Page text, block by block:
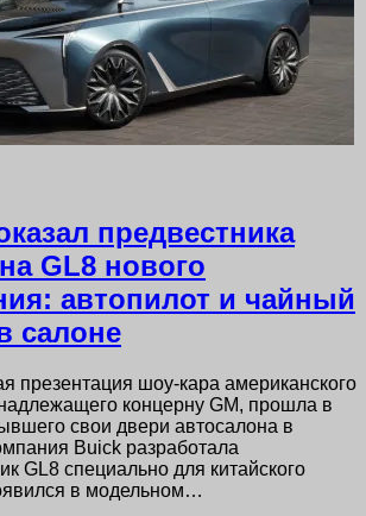
предвестника
GL8 нового
автопилот и чайный
салоне
презентация шоу-кара американского
концерну GM, прошла в
свои двери автосалона в
Buick разработала
GL8 специально для китайского
в модельном…